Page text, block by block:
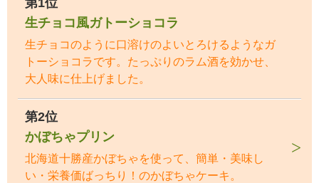
生チョコ風ガトーショコラ
生チョコのように口溶けのよいとろけるようなガ
トーショコラです。たっぷりのラム酒を効かせ、
大人味に仕上げました。
第2位
かぼちゃプリン
北海道十勝産かぼちゃを使って、簡単・美味し
い・栄養価ばっちり！のかぼちゃケーキ。